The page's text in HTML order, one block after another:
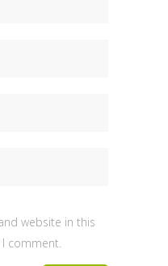
website in this
comment.